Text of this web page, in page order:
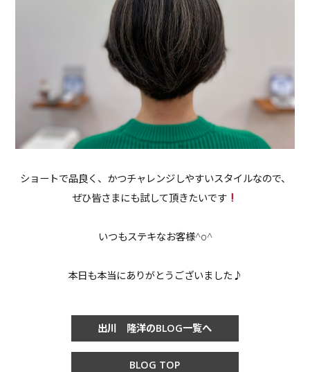
ショートで品良く、かつチャレンジしやすいスタイルなので、
ぜひ皆さまにも試して頂きたいです
いつもステキなお客様^o^
本日も本当にありがとうございました♪
出川 隆洋のBLOG一覧へ
BLOG TOP